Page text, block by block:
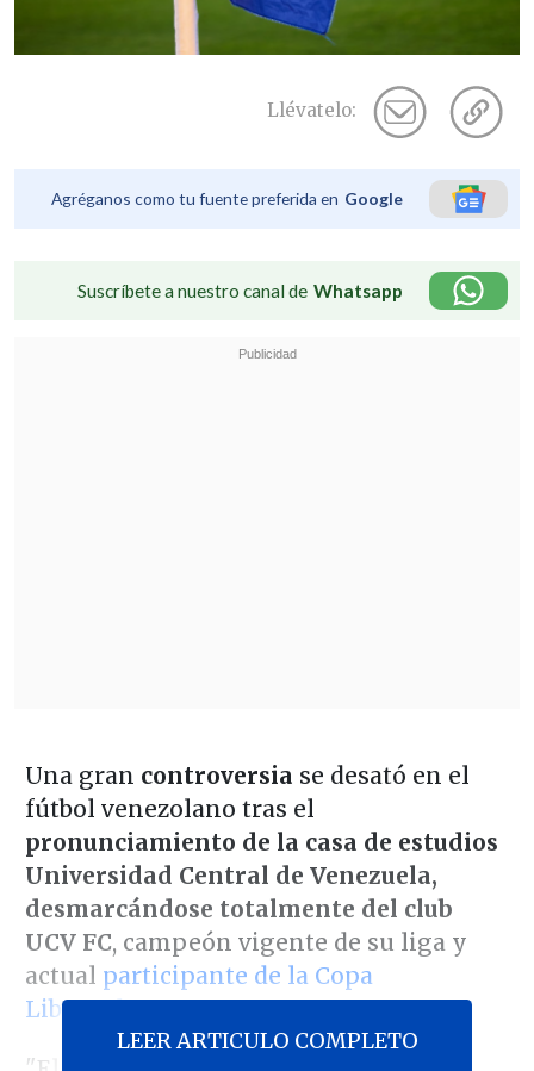
Llévatelo:
Agréganos como tu fuente preferida en Google
Suscríbete a nuestro canal de Whatsapp
Una gran controversia se desató en el
fútbol venezolano tras el
pronunciamiento de la casa de estudios
Universidad Central de Venezuela,
desmarcándose totalmente del club
UCV FC, campeón vigente de su liga y
actual participante de la Copa
Libertadores.
LEER ARTICULO COMPLETO